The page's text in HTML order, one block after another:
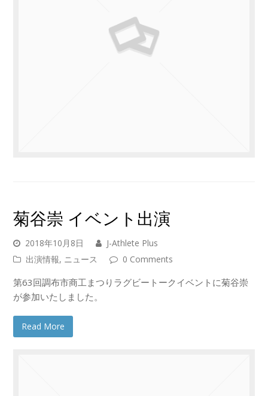
菊谷崇 イベント出演
2018年10月8日
J-Athlete Plus
出演情報, ニュース 0 Comments
第63回調布市商工まつりラグビートークイベントに菊谷崇
が参加いたしました。
Read More